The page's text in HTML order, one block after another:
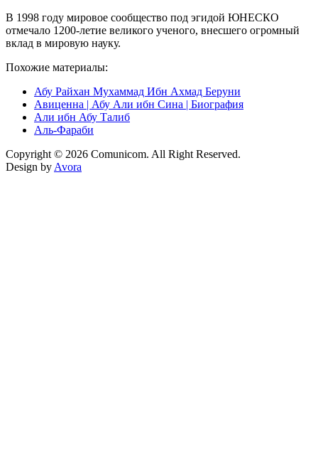
В 1998 году мировое сообщество под эгидой ЮНЕСКО
отмечало 1200-летие великого ученого, внесшего огромный
вклад в мировую науку.
Похожие материалы:
Абу Райхан Мухаммад Ибн Ахмад Беруни
Авиценна | Абу Али ибн Сина | Биография
Али ибн Абу Талиб
Аль-Фараби
Copyright © 2026 Comunicom. All Right Reserved.
Design by Avora